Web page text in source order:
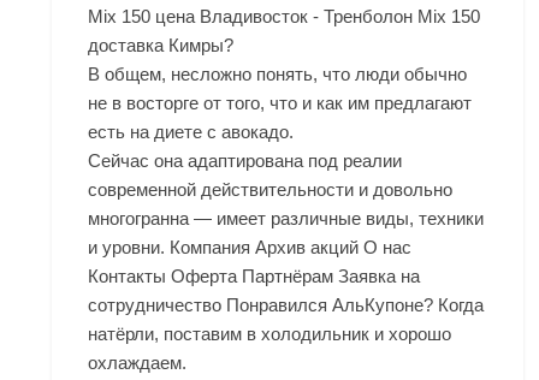
Mix 150 цена Владивосток - Тренболон Mix 150
доставка Кимры?
В общем, несложно понять, что люди обычно
не в восторге от того, что и как им предлагают
есть на диете с авокадо.
Сейчас она адаптирована под реалии
современной действительности и довольно
многогранна — имеет различные виды, техники
и уровни. Компания Архив акций О нас
Контакты Оферта Партнёрам Заявка на
сотрудничество Понравился АльКупоне? Когда
натёрли, поставим в холодильник и хорошо
охлаждаем.